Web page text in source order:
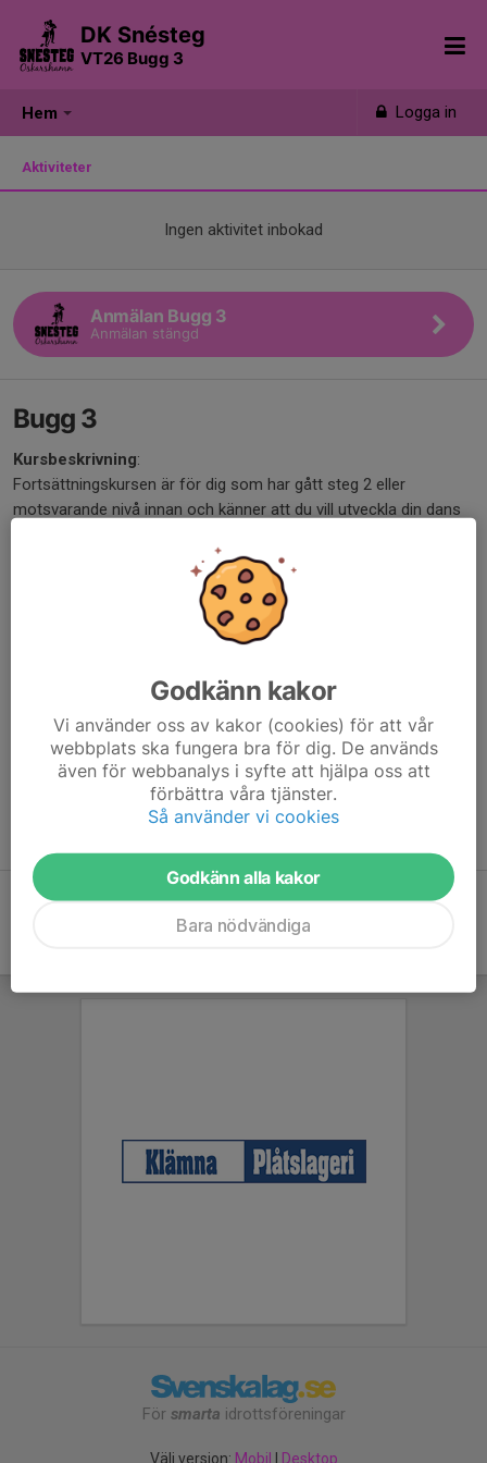
Hem Logga in
DK Snésteg
VT26 Bugg 3
Aktiviteter
Ingen aktivitet inbokad
Anmälan Bugg 3
Anmälan stängd
Bugg 3
Kursbeskrivning:
Fortsättningskursen är för dig som har gått steg 2 eller
motsvarande nivå innan och känner att du vill utveckla din dans
samt öppna upp för musikanpassning.
Tempot på musiken kommer att höjas jämfört med tidigare
: Dammgatan 11, 572 30 Oskarshamn
: Torsdagar kl: 18:30 - 20:00
Antal tillfällen : 10 st (v. 4 - 14 med uppehåll v. 8)
För smarta idrottsföreningar
Välj version: Mobil Desktop
Godkänn kakor
Vi använder oss av kakor (cookies) för att vår
webbplats ska fungera bra för dig. De används
även för webbanalys i syfte att hjälpa oss att
förbättra våra tjänster.
Så använder vi cookies
Godkänn alla kakor
Bara nödvändiga